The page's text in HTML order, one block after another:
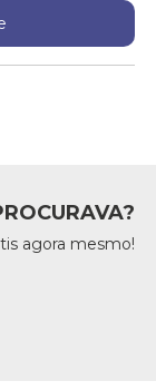
agora mesmo!